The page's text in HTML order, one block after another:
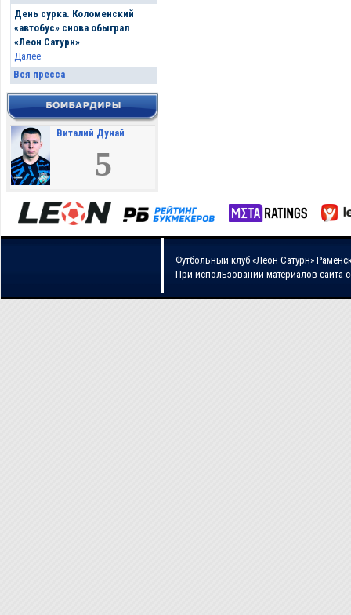
День сурка. Коломенский
«автобус» снова обыграл
«Леон Сатурн»
Далее
Вся пресса
Виталий Дунай
5
Футбольный клуб «Леон Сатурн»
При использовании материалов сайта